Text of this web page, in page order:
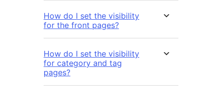
How do I set the visibility
for the front pages?
How do I set the visibility
for category and tag
pages?